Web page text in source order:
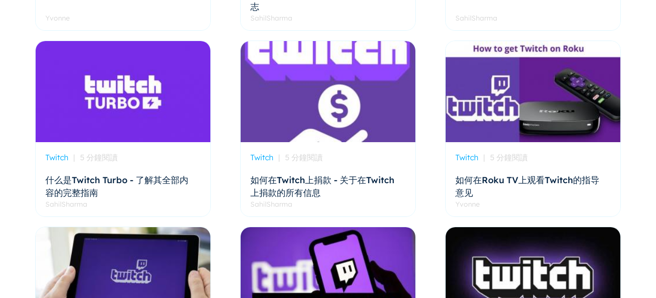
Yvonne
志
SahilSharma SahilSharma
Twitch | 5 分鐘閱讀
什么是Twitch Turbo - 了解其全部内
容的完整指南
SahilSharma
Twitch | 5 分鐘閱讀
如何在Twitch上捐款 - 关于在Twitch
上捐款的所有信息
SahilSharma
Twitch | 5 分鐘閱讀
如何在Roku TV上观看Twitch的指导
意见
Yvonne